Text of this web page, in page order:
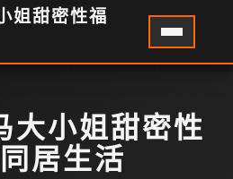
姐甜密性福
大小姐甜密性
居生活